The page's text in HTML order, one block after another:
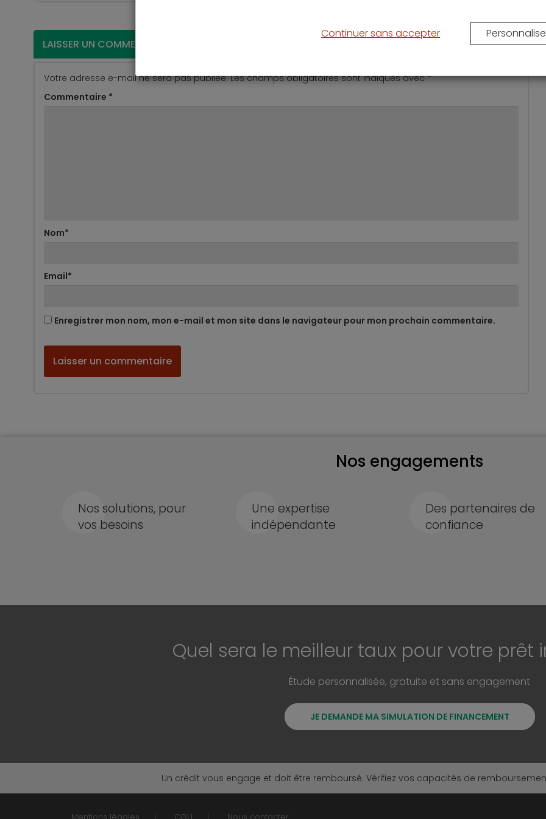
LAISSER UN COMMENTAIRE
Votre adresse e-mail ne sera pas publiée. Les champs obligatoires sont indiqués avec*
Commentaire *
Nom*
Email*
Enregistrer mon nom, mon e-mail et mon site dans le navigateur pour mon prochain commentaire.
Nos engagements
Nos solutions, pour
vos besoins
Une expertise
indépendante
Des partenaires de
confiance
Quel sera le meilleur taux pour votre prêt
Étude personnalisée, gratuite et sans engagement
JE DEMANDE MA SIMULATION DE FINANCEMENT
Un crédit vous engage et doit être remboursé. Vérifiez vos capacités de
Continuer sans accepter